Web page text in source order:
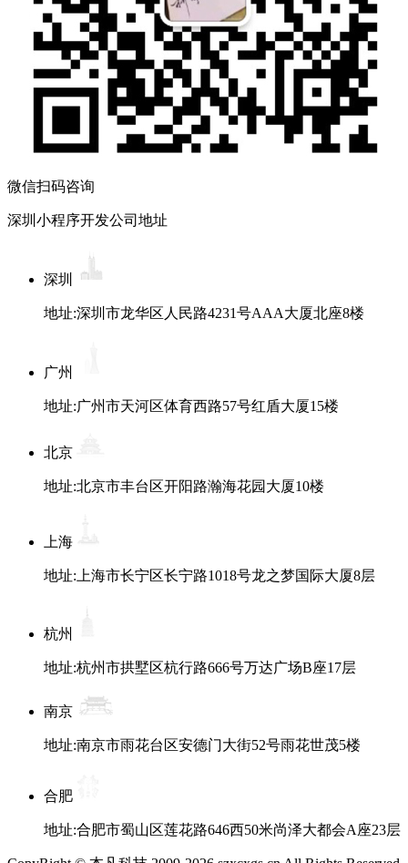
微信扫码咨询
深圳小程序开发公司地址
深圳
地址:深圳市龙华区人民路4231号AAA大厦北座8楼
广州
地址:广州市天河区体育西路57号红盾大厦15楼
北京
地址:北京市丰台区开阳路瀚海花园大厦10楼
上海
地址:上海市长宁区长宁路1018号龙之梦国际大厦8层
杭州
地址:杭州市拱墅区杭行路666号万达广场B座17层
南京
地址:南京市雨花台区安德门大街52号雨花世茂5楼
合肥
地址:合肥市蜀山区莲花路646西50米尚泽大都会A座23层